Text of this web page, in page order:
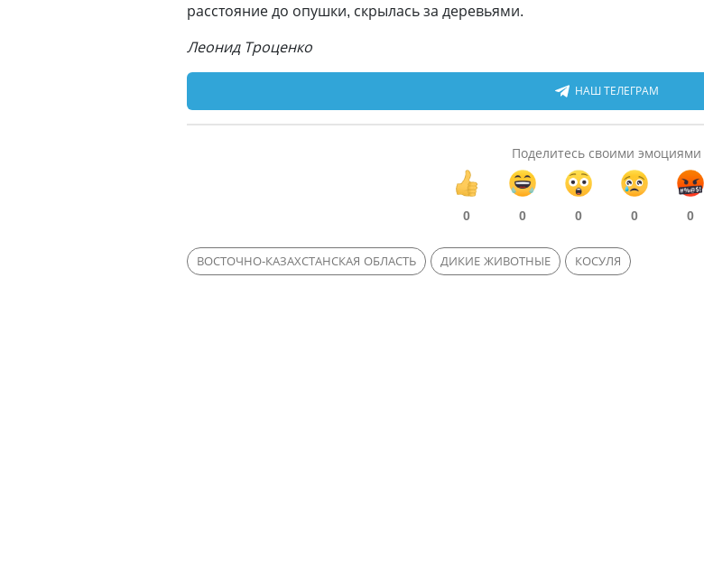
расстояние до опушки, скрылась за деревьями.
Леонид Троценко
НАШ ТЕЛЕГРАМ
Поделитесь своими эмоциями
0 0 0 0 0
ВОСТОЧНО-КАЗАХСТАНСКАЯ ОБЛАСТЬ ДИКИЕ ЖИВОТНЫЕ КОСУЛЯ